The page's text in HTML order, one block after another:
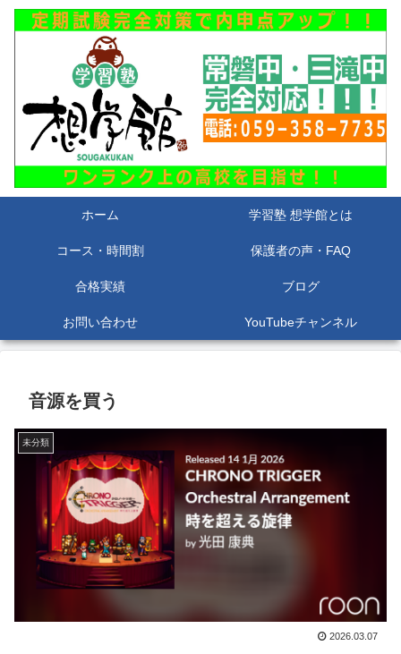
ホーム 学習塾 想学館とは
コース・時間割 保護者の声・FAQ
合格実績 ブログ
お問い合わせ YouTubeチャンネル
音源を買う
未分類
2026.03.07